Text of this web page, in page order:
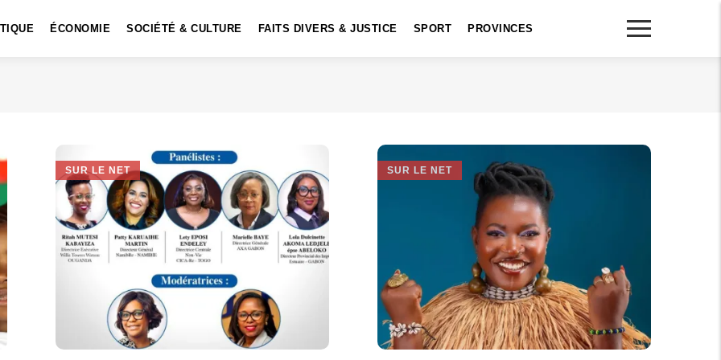
ÉCONOMIE SOCIÉTÉ & CULTURE FAITS DIVERS & JUSTICE SPORT PROVINCES
SUR LE NET SUR LE NET